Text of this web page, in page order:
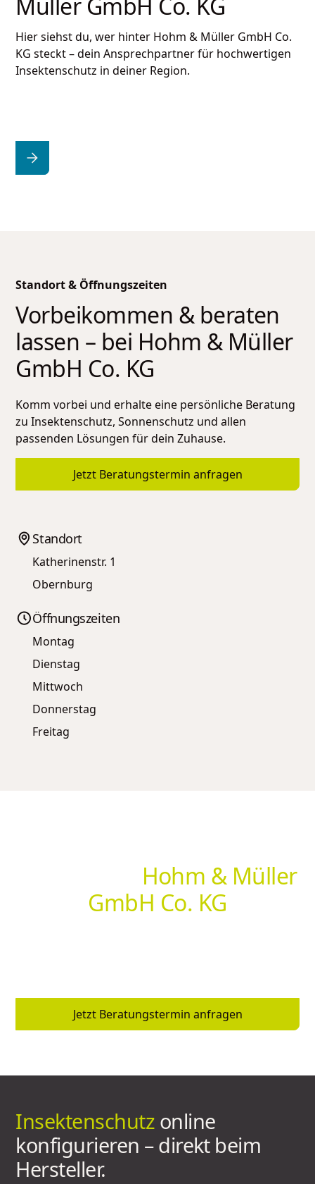
Hier siehst du, wer hinter Hohm & Müller GmbH Co.
KG steckt – dein Ansprechpartner für hochwertigen
Insektenschutz in deiner Region.
Standort & Öffnungszeiten
Vorbeikommen & beraten
lassen – bei Hohm & Müller
GmbH Co. KG
Komm vorbei und erhalte eine persönliche Beratung
zu Insektenschutz, Sonnenschutz und allen
passenden Lösungen für dein Zuhause.
Jetzt Beratungstermin anfragen
Standort
Katherinenstr. 1
Obernburg
Öffnungszeiten
Montag
Dienstag
Mittwoch
Donnerstag
Freitag
Hohm & Müller
GmbH Co. KG
Jetzt Beratungstermin anfragen
Insektenschutz online
konfigurieren – direkt beim
Hersteller.